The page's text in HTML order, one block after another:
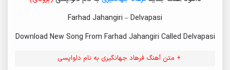
Farhad Jahangiri – Delvapasi
Download New Song From Farhad Jahangiri Called Delvapasi
+ متن آهنگ فرهاد جهانگیری به نام دلواپسی